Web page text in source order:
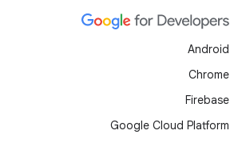
Android
Chrome
Firebase
Google Cloud Platform